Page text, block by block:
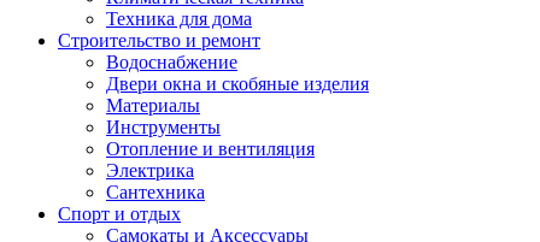
Техника для дома
Строительство и ремонт
Водоснабжение
Двери окна и скобяные изделия
Материалы
Инструменты
Отопление и вентиляция
Электрика
Сантехника
Спорт и отдых
Самокаты и Аксессуары